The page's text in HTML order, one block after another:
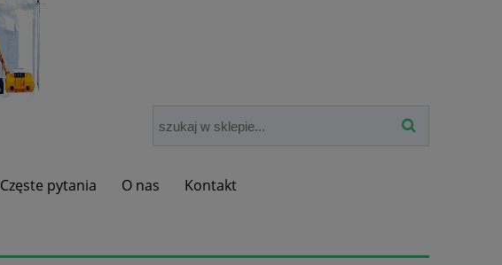
Częste pytania O nas Kontakt